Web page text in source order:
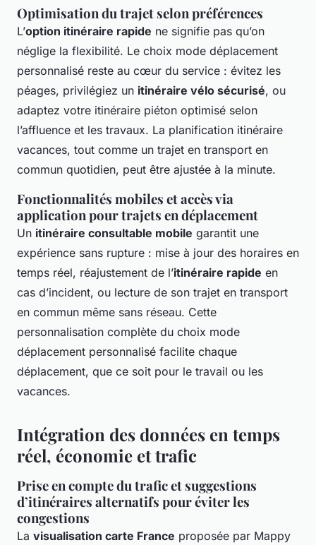
Optimisation du trajet selon préférences
L’option itinéraire rapide ne signifie pas qu’on
néglige la flexibilité. Le choix mode déplacement
personnalisé reste au cœur du service : évitez les
péages, privilégiez un itinéraire vélo sécurisé, ou
adaptez votre itinéraire piéton optimisé selon
l’affluence et les travaux. La planification itinéraire
vacances, tout comme un trajet en transport en
commun quotidien, peut être ajustée à la minute.
Fonctionnalités mobiles et accès via
application pour trajets en déplacement
Un itinéraire consultable mobile garantit une
expérience sans rupture : mise à jour des horaires en
temps réel, réajustement de l’itinéraire rapide en
cas d’incident, ou lecture de son trajet en transport
en commun même sans réseau. Cette
personnalisation complète du choix mode
déplacement personnalisé facilite chaque
déplacement, que ce soit pour le travail ou les
vacances.
Intégration des données en temps
réel, économie et trafic
Prise en compte du trafic et suggestions
d’itinéraires alternatifs pour éviter les
congestions
La visualisation carte France proposée par Mappy